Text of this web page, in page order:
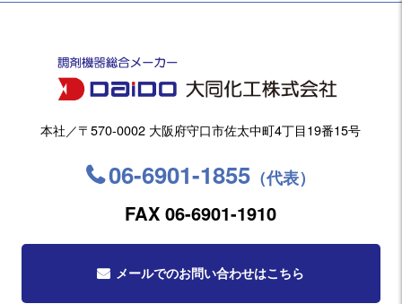
本社／〒570-0002 大阪府守口市佐太中町4丁目19番15号
06-6901-1855 （代表）
FAX 06-6901-1910
メールでのお問い合わせはこちら